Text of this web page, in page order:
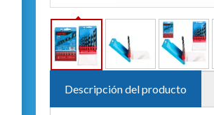
Descripción del producto